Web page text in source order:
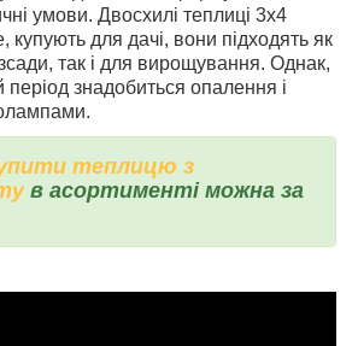
умови. Двосхилі теплиці 3х4
купують для дачі, вони підходять як
так і для вирощування. Однак,
період знадобиться опалення і
теплицю з
в асортименті можна за